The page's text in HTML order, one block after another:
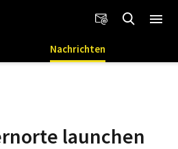
Nachrichten
launchen